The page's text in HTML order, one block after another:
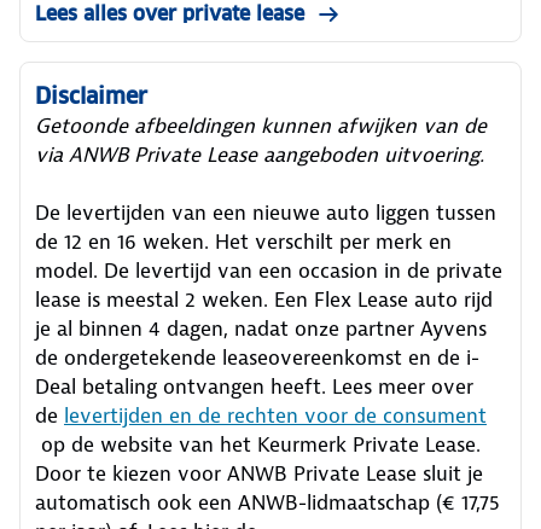
Lees alles over private lease
Disclaimer
Getoonde afbeeldingen kunnen afwijken van de
via ANWB Private Lease aangeboden uitvoering.
De levertijden van een nieuwe auto liggen tussen
de 12 en 16 weken. Het verschilt per merk en
model. De levertijd van een occasion in de private
lease is meestal 2 weken. Een Flex Lease auto rijd
je al binnen 4 dagen, nadat onze partner Ayvens
de ondergetekende leaseovereenkomst en de i-
Deal betaling ontvangen heeft. Lees meer over
de levertijden en de rechten voor de consument
op de website van het Keurmerk Private Lease.
Door te kiezen voor ANWB Private Lease sluit je
automatisch ook een ANWB-lidmaatschap (€ 17,75